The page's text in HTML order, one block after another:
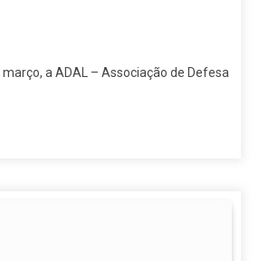
a ADAL – Associação de Defesa